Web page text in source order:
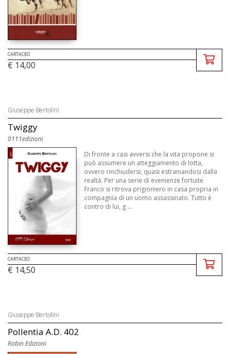
CARTACEO
€ 14,00
Giuseppe Bertolini
Twiggy
0111edizioni
Di fronte a casi avversi che la vita propone si
può assumere un atteggiamento di lotta,
ovvero rinchiudersi, quasi estraniandosi dalla
realtà. Per una serie di evenienze fortuite
Franco si ritrova prigioniero in casa propria in
compagnia di un uomo assassinato. Tutto è
contro di lui, g ...
CARTACEO
€ 14,50
Giuseppe Bertolini
Pollentia A.D. 402
Robin Edizioni